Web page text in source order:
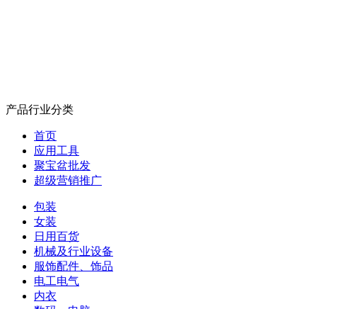
产品行业分类
首页
应用工具
聚宝盆批发
超级营销推广
包装
女装
日用百货
机械及行业设备
服饰配件、饰品
电工电气
内衣